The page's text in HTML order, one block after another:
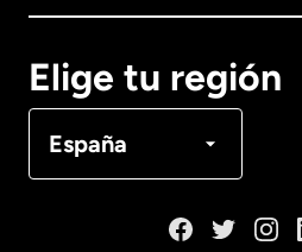
Elige tu región
España
Français